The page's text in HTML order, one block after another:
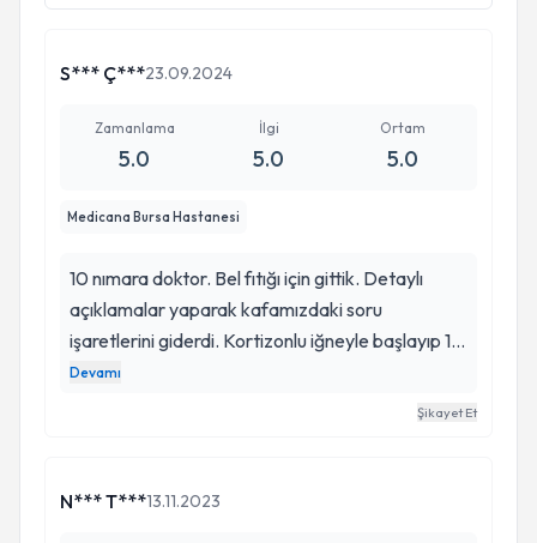
S*** Ç***23.09.2024
Zamanlama
5.0
İlgi
5.0
Ortam
5.0
Medicana Bursa Hastanesi
10 nımara doktor. Bel fıtığı için gittik. Detaylı
açıklamalar yaparak kafamızdaki soru
işaretlerini giderdi. Kortizonlu iğneyle başlayıp 10
gün kendimizi izleyeceğiz . Gerektiği zaöanda
gerektiği kadar müdahele edicez dedi hemen
Devamı
Şikayet Et
N*** T***13.11.2023